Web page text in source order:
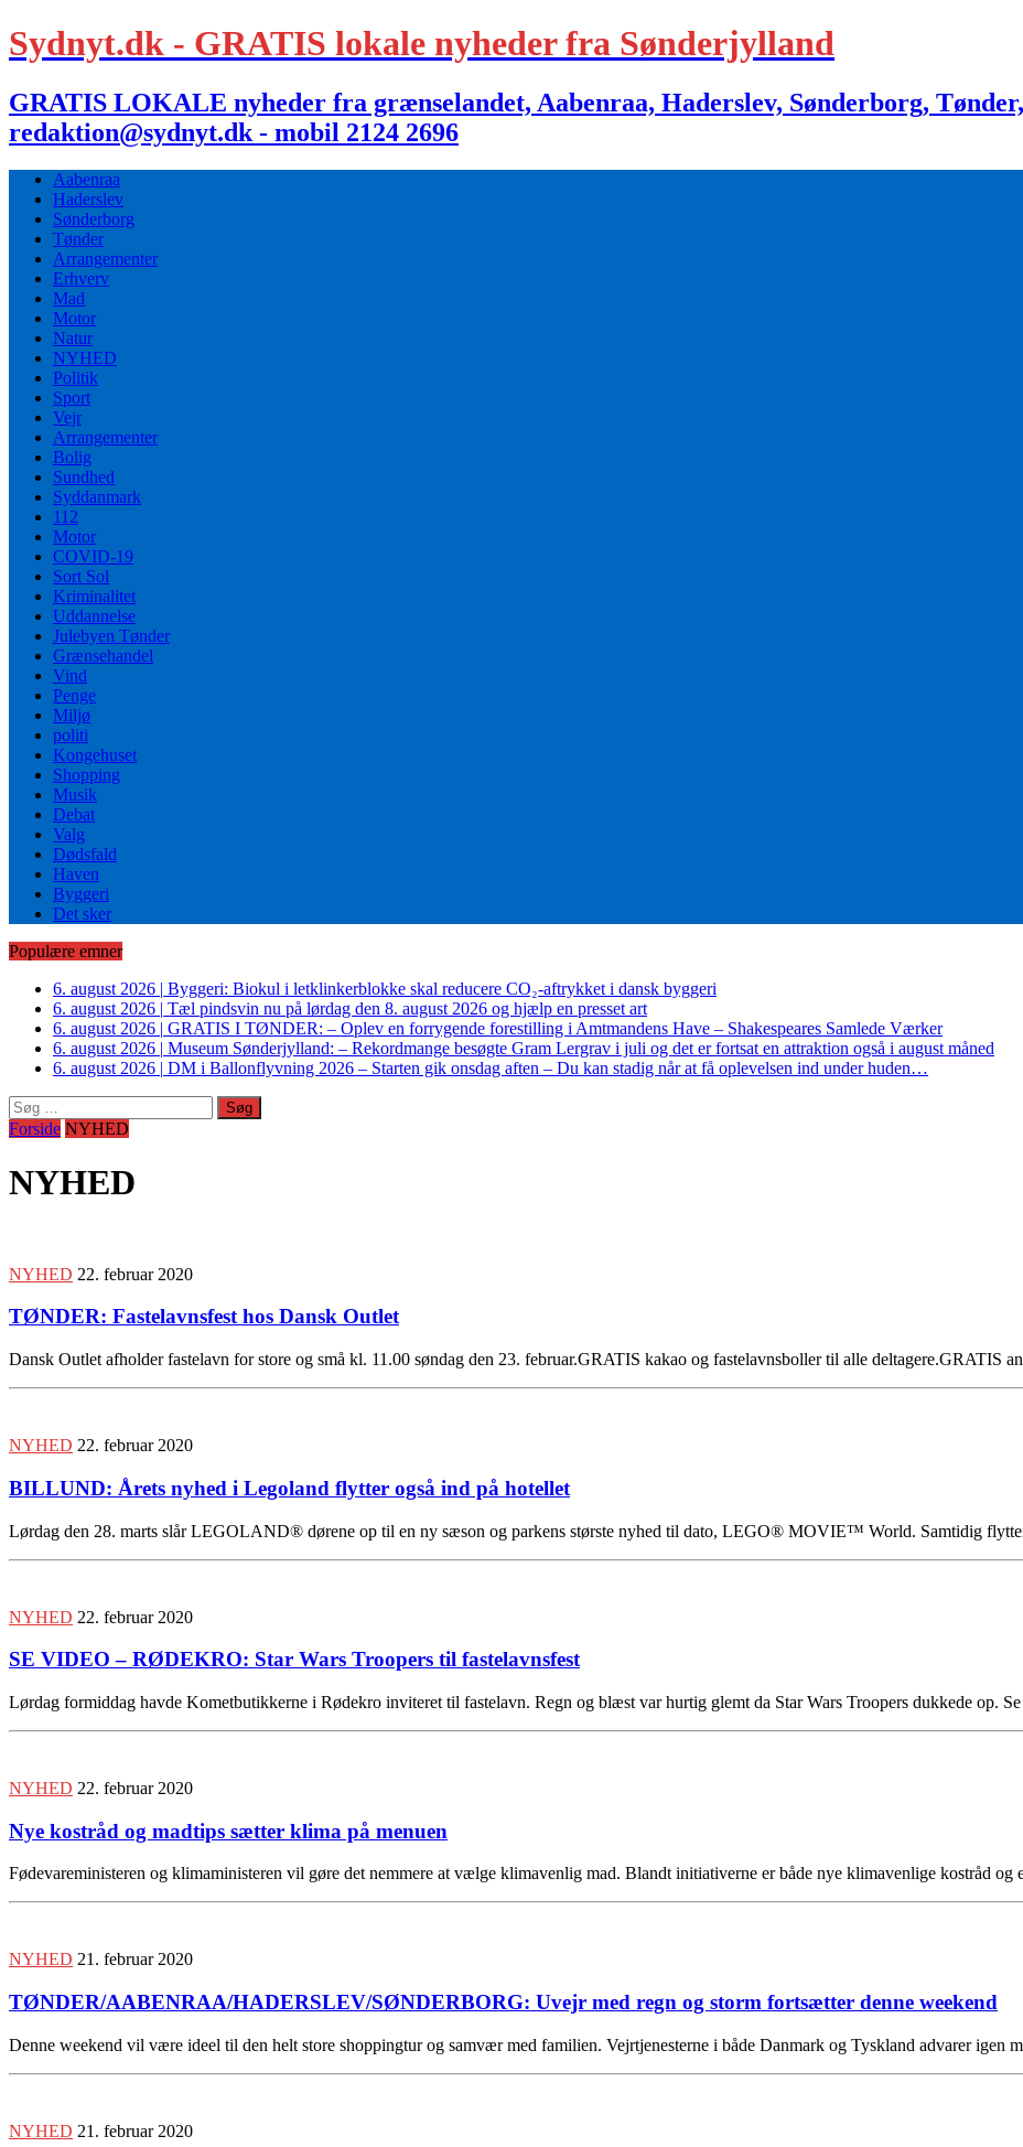
Sydnyt.dk - GRATIS lokale nyheder fra Sønderjylland
GRATIS LOKALE nyheder fra grænselandet, Aabenraa, Haderslev, Sønderborg,
redaktion@sydnyt.dk - mobil 2124 2696
Aabenraa
Haderslev
Sønderborg
Tønder
Arrangementer
Erhverv
Mad
Motor
Natur
NYHED
Politik
Sport
Vejr
Arrangementer
Bolig
Sundhed
Syddanmark
112
Motor
COVID-19
Sort Sol
Kriminalitet
Uddannelse
Julebyen Tønder
Grænsehandel
Vind
Penge
Miljø
politi
Kongehuset
Shopping
Musik
Debat
Valg
Dødsfald
Haven
Byggeri
Det sker
Populære emner
6. august 2026 | Byggeri: Biokul i letklinkerblokke skal reducere CO₂-aftrykket i dansk byggeri
6. august 2026 | Tæl pindsvin nu på lørdag den 8. august 2026 og hjælp en presset art
6. august 2026 | GRATIS I TØNDER: – Oplev en forrygende forestilling i Amtmandens Have – Shakespeares Samlede Værker
6. august 2026 | Museum Sønderjylland: – Rekordmange besøgte Gram Lergrav i juli og det er fortsat en attraktion også i august måned
6. august 2026 | DM i Ballonflyvning 2026 – Starten gik onsdag aften – Du kan stadig når at få oplevelsen ind under huden…
Søg
efter:
Forside NYHED
NYHED
NYHED 22. februar 2020
TØNDER: Fastelavnsfest hos Dansk Outlet
Dansk Outlet afholder fastelavn for store og små kl. 11.00 søndag den 23. februar.GRATIS kakao og fastelavnsboller til alle deltagere.GRATIS
NYHED 22. februar 2020
BILLUND: Årets nyhed i Legoland flytter også ind på hotellet
Lørdag den 28. marts slår LEGOLAND® dørene op til en ny sæson og parkens største nyhed til dato, LEGO® MOVIE™ World. Samtidig
NYHED 22. februar 2020
SE VIDEO – RØDEKRO: Star Wars Troopers til fastelavnsfest
Lørdag formiddag havde Kometbutikkerne i Rødekro inviteret til fastelavn. Regn og blæst var hurtig glemt da Star Wars Troopers dukkede op. Se
NYHED 22. februar 2020
Nye kostråd og madtips sætter klima på menuen
Fødevareministeren og klimaministeren vil gøre det nemmere at vælge klimavenlig mad. Blandt initiativerne er både nye klimavenlige kostråd
NYHED 21. februar 2020
TØNDER/AABENRAA/HADERSLEV/SØNDERBORG: Uvejr med regn og storm fortsætter denne weekend
Denne weekend vil være ideel til den helt store shoppingtur og samvær med familien. Vejrtjenesterne i både Danmark og Tyskland advarer igen
NYHED 21. februar 2020